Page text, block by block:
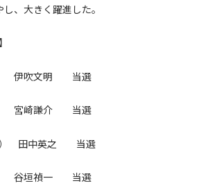
、大きく躍進した。
） 伊吹文明 当選
） 宮崎謙介 当選
） 田中英之 当選
） 谷垣禎一 当選